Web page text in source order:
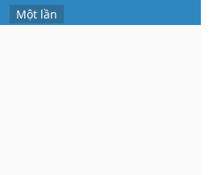
Một lần